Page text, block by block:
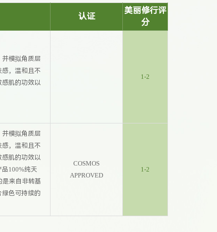
认证
美丽修行评
分
并模拟角质层
，温和且不
肌的功效以
1-2
并模拟角质层
，温和且不
肌的功效以
100%纯天
是来自非转基
色可持续的
COSMOS
APPROVED
1-2